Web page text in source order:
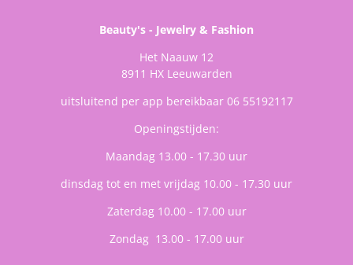
Beauty's - Jewelry & Fashion
Het Naauw 12
8911 HX Leeuwarden
uitsluitend per app bereikbaar 06 55192117
Openingstijden:
Maandag 13.00 - 17.30 uur
dinsdag tot en met vrijdag 10.00 - 17.30 uur
Zaterdag 10.00 - 17.00 uur
Zondag 13.00 - 17.00 uur